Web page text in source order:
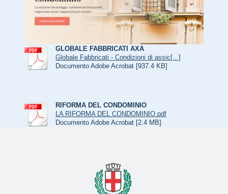
GLOBALE FABBRICATI AXA
Globale Fabbricati - Condizioni di assic[...]
Documento Adobe Acrobat [937.4 KB]
RIFORMA DEL CONDOMINIO
LA RIFORMA DEL CONDOMINIO.pdf
Documento Adobe Acrobat [2.4 MB]